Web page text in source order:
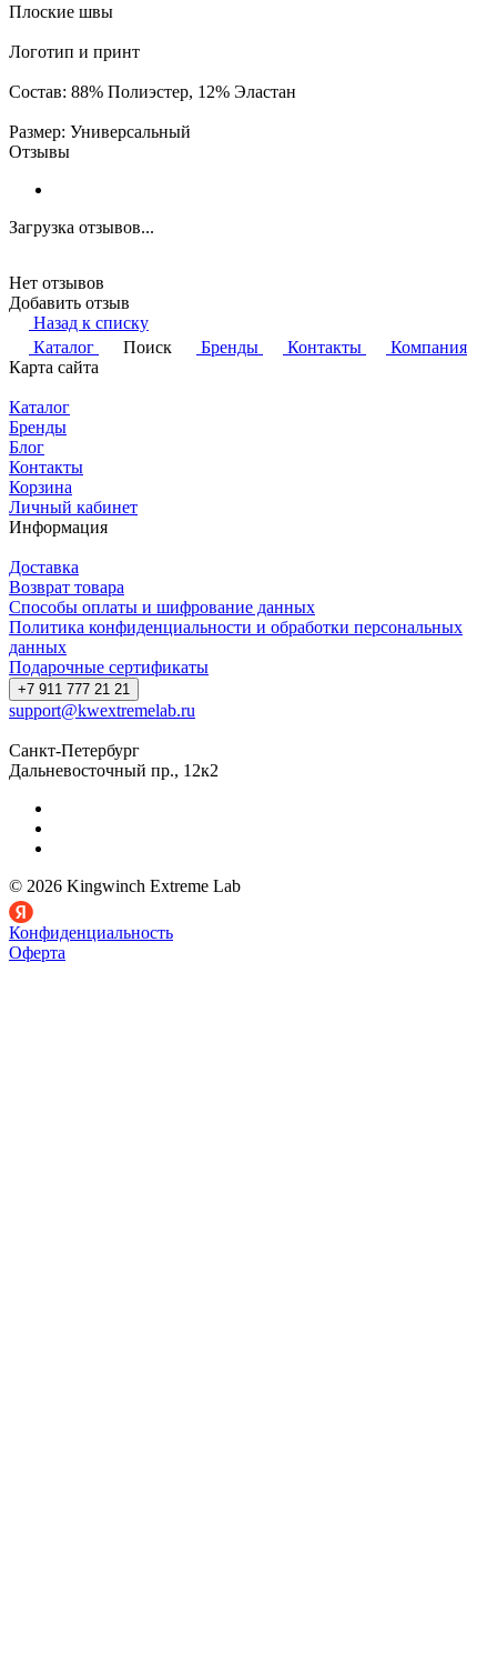
Плоские швы
Логотип и принт
Состав: 88% Полиэстер, 12% Эластан
Размер: Универсальный
Отзывы
Загрузка отзывов...
Нет отзывов
Добавить отзыв
Назад к списку
Каталог
Поиск Бренды Контакты
Компания
Карта сайта
Каталог
Бренды
Блог
Контакты
Корзина
Личный кабинет
Информация
Доставка
Возврат товара
Способы оплаты и шифрование данных
Политика конфиденциальности и обработки персональных
данных
Подарочные сертификаты
+7 911 777 21 21
support@kwextremelab.ru
Санкт-Петербург
Дальневосточный пр., 12к2
© 2026 Kingwinch Extreme Lab
Конфиденциальность
Оферта